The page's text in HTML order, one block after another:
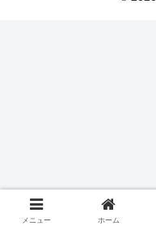
メニュー ホーム